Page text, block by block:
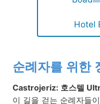
Hotel
순례자를 위한
Castrojeriz: 호스텔
이 길을 걷는 순례자들